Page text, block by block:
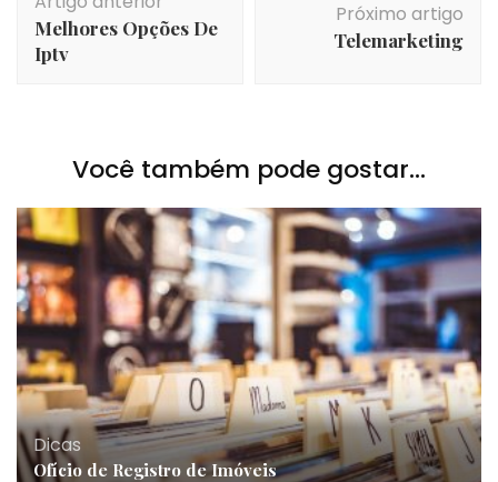
de
post
Melhores Opções De
Iptv
Próximo artigo
Telemarketing
Você também pode gostar...
Dicas
Ofício de Registro de Imóveis